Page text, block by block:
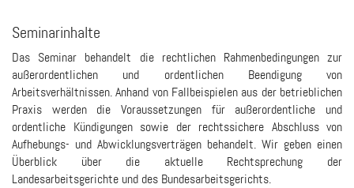
Seminarinhalte
Das Seminar behandelt die rechtlichen Rahmenbedingungen zur
außerordentlichen und ordentlichen Beendigung von
Arbeitsverhältnissen. Anhand von Fallbeispielen aus der betrieblichen
Praxis werden die Voraussetzungen für außerordentliche und
ordentliche Kündigungen sowie der rechtssichere Abschluss von
Aufhebungs- und Abwicklungsverträgen behandelt. Wir geben einen
Überblick über die aktuelle Rechtsprechung der
Landesarbeitsgerichte und des Bundesarbeitsgerichts.